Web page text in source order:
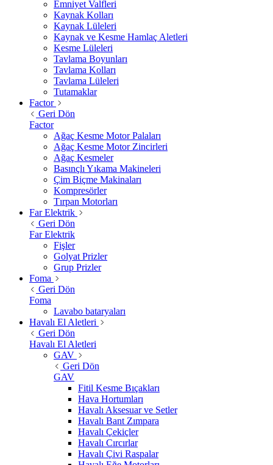
Emniyet Valfleri
Kaynak Kolları
Kaynak Lüleleri
Kaynak ve Kesme Hamlaç Aletleri
Kesme Lüleleri
Tavlama Boyunları
Tavlama Kolları
Tavlama Lüleleri
Tutamaklar
Factor
Geri Dön
Factor
Ağaç Kesme Motor Palaları
Ağaç Kesme Motor Zincirleri
Ağaç Kesmeler
Basınçlı Yıkama Makineleri
Çim Biçme Makinaları
Kompresörler
Tırpan Motorları
Far Elektrik
Geri Dön
Far Elektrik
Fişler
Golyat Prizler
Grup Prizler
Foma
Geri Dön
Foma
Lavabo bataryaları
Havalı El Aletleri
Geri Dön
Havalı El Aletleri
GAV
Geri Dön
GAV
Fitil Kesme Bıçakları
Hava Hortumları
Havalı Aksesuar ve Setler
Havalı Bant Zımpara
Havalı Çekiçler
Havalı Cırcırlar
Havalı Çivi Raspalar